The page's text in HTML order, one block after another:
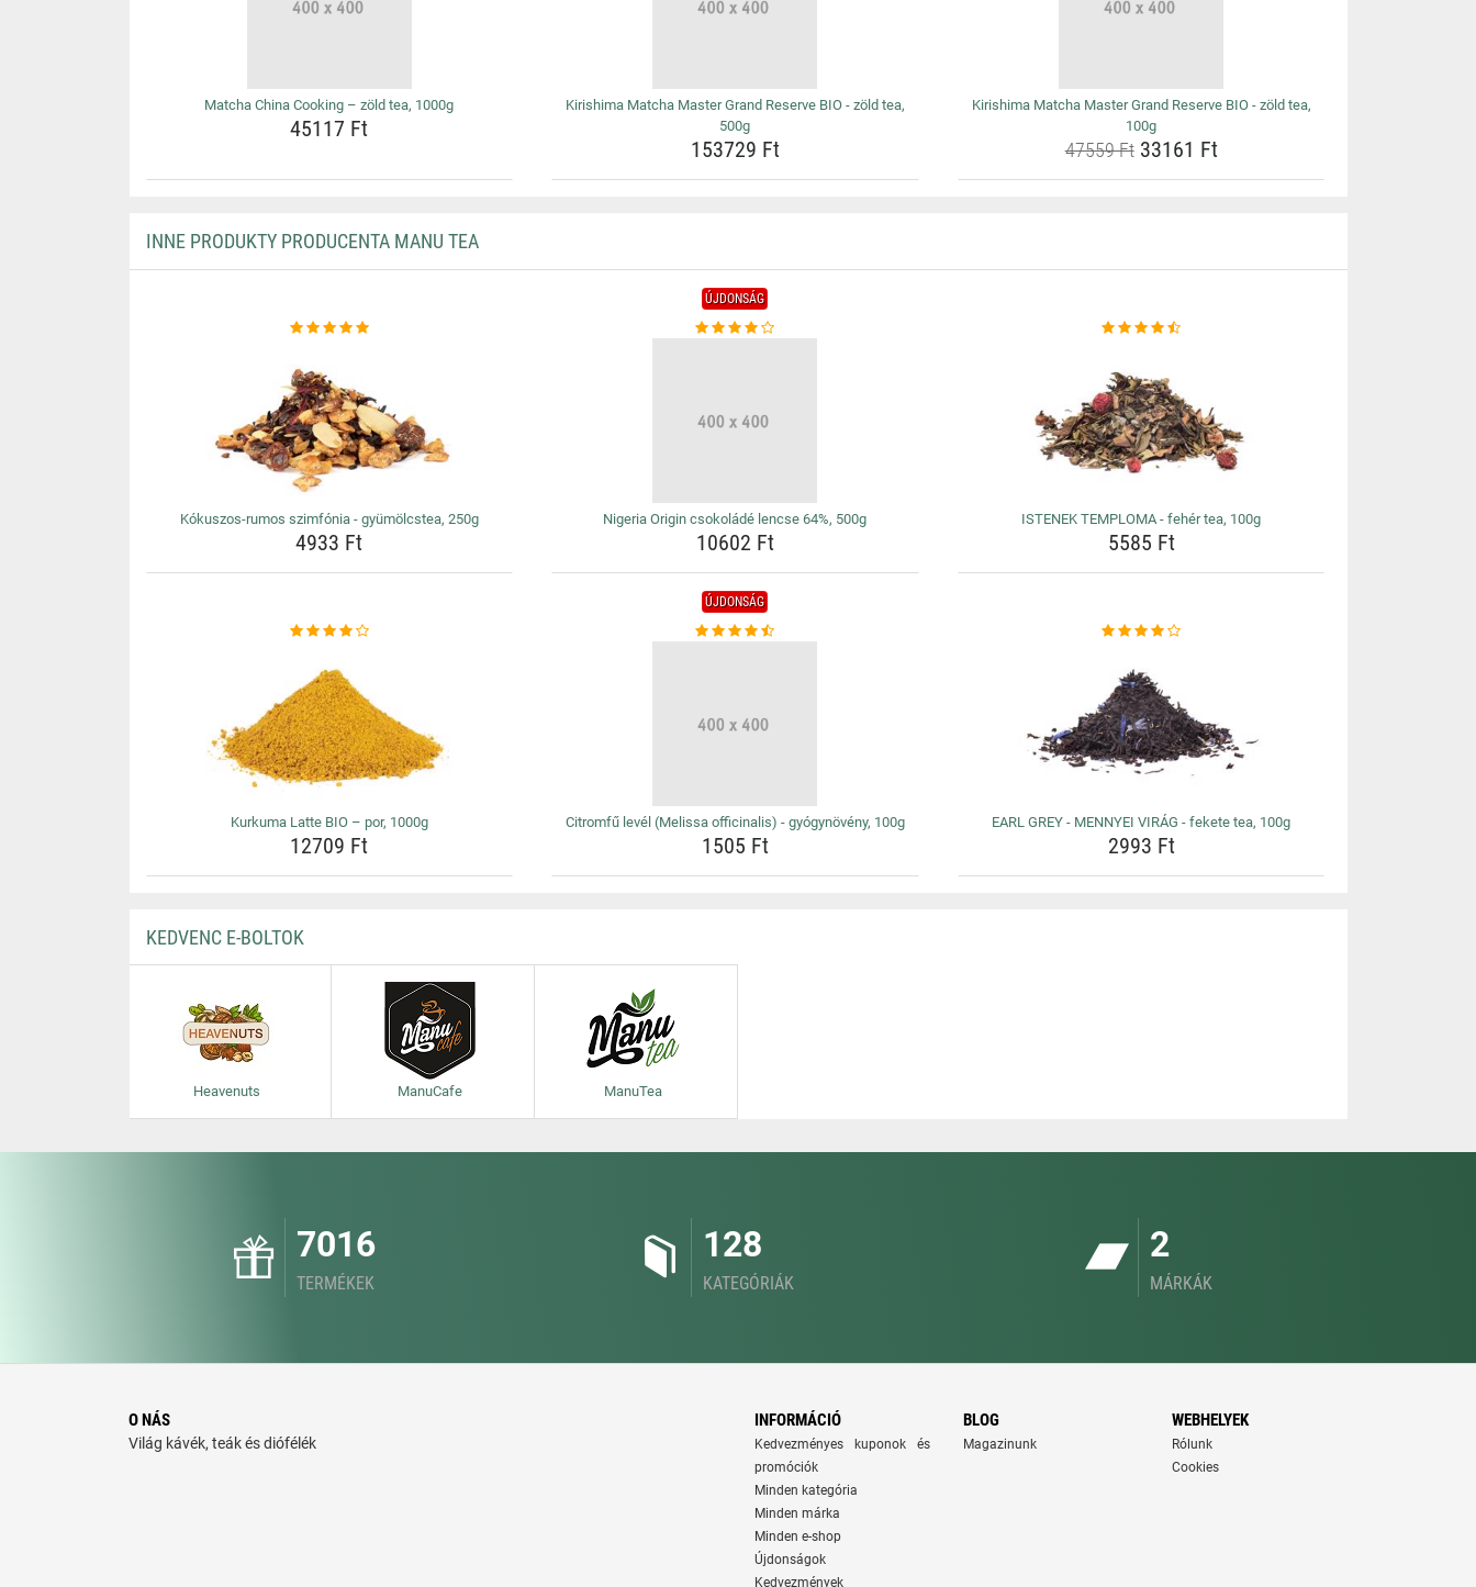
Matcha China Cooking – zöld tea, 1000g
45117 Ft
Kirishima Matcha Master Grand Reserve BIO - zöld tea,
500g
153729 Ft
Kirishima Matcha Master Grand Reserve BIO - zöld tea,
100g
47559 Ft33161 Ft
INNE PRODUKTY PRODUCENTA MANU TEA
Kókuszos-rumos szimfónia - gyümölcstea, 250g
4933 Ft
ÚJDONSÁG
Nigeria Origin csokoládé lencse 64%, 500g
10602 Ft
ISTENEK TEMPLOMA - fehér tea, 100g
5585 Ft
Kurkuma Latte BIO – por, 1000g
12709 Ft
ÚJDONSÁG
Citromfű levél (Melissa officinalis) - gyógynövény, 100g
1505 Ft
EARL GREY - MENNYEI VIRÁG - fekete tea, 100g
2993 Ft
KEDVENC E-BOLTOK
Heavenuts ManuCafe ManuTea
7016
TERMÉKEK
128
KATEGÓRIÁK
2
MÁRKÁK
O NÁS
Világ kávék, teák és diófélék
INFORMÁCIÓ
Kedvezményes kuponok és
promóciók
Minden kategória
Minden márka
Minden e-shop
Újdonságok
Kedvezmények
BLOG
Magazinunk
WEBHELYEK
Rólunk
Cookies